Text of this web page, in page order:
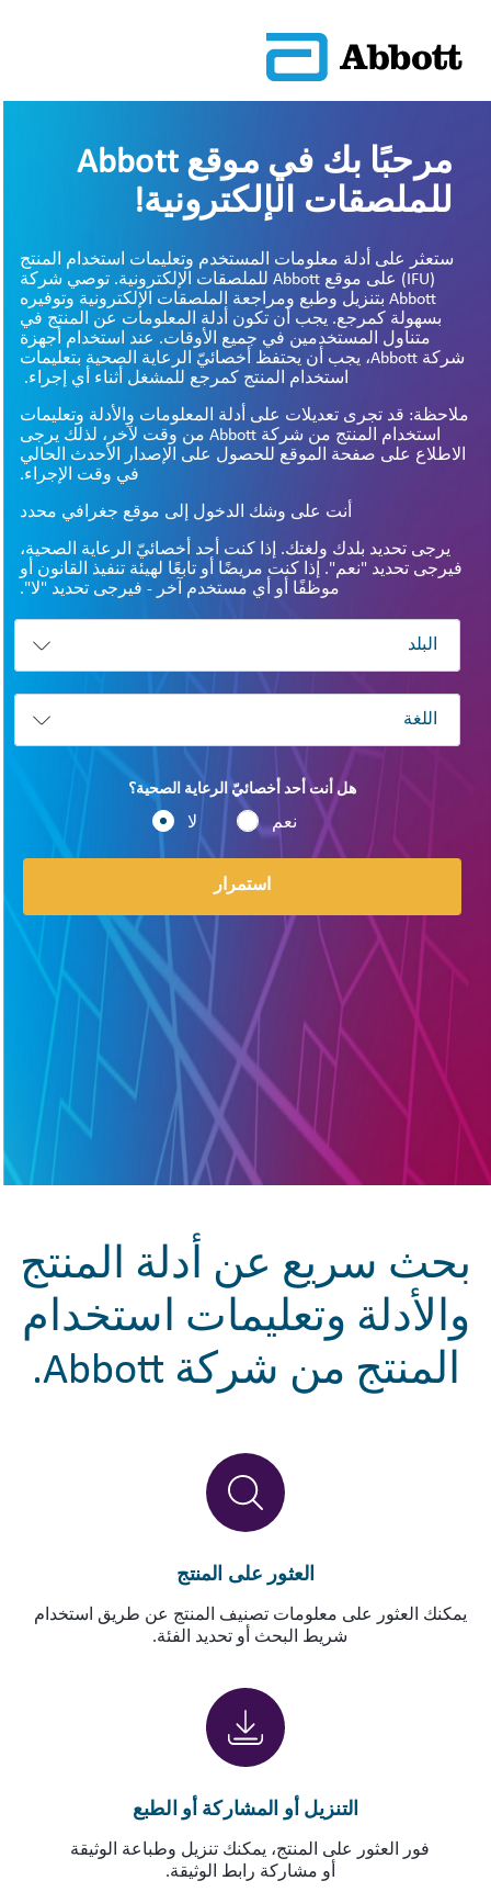
مرحبًا بك في موقع Abbott
للملصقات الإلكترونية!
ستعثر على أدلة معلومات المستخدم وتعليمات استخدام المنتج
(IFU) على موقع Abbott للملصقات الإلكترونية. توصي شركة
Abbott بتنزيل وطبع ومراجعة الملصقات الإلكترونية وتوفيره
بسهولة كمرجع. يجب أن تكون أدلة المعلومات عن المنتج في
متناول المستخدمين في جميع الأوقات. عند استخدام أجهزة
شركة Abbott، يجب أن يحتفظ أخصائيّ الرعاية الصحية بتعليمات
استخدام المنتج كمرجع للمشغل أثناء أي إجراء.
ملاحظة: قد تجرى تعديلات على أدلة المعلومات والأدلة وتعليمات
استخدام المنتج من شركة Abbott من وقت لآخر، لذلك يرجى
الاطلاع على صفحة الموقع للحصول على الإصدار الأحدث الحالي
في وقت الإجراء.
أنت على وشك الدخول إلى موقع جغرافي محدد
يرجى تحديد بلدك ولغتك. إذا كنت أحد أخصائيّ الرعاية الصحية،
فيرجى تحديد "نعم". إذا كنت مريضًا أو تابعًا لهيئة تنفيذ القانون أو
موظفًا أو أي مستخدم آخر - فيرجى تحديد "لا".
هل أنت أحد أخصائيّ الرعاية الصحية؟
نعم لا
استمرار
بحث سريع عن أدلة المنتج
والأدلة وتعليمات استخدام
المنتج من شركة Abbott.
العثور على المنتج
يمكنك العثور على معلومات تصنيف المنتج عن طريق استخدام
شريط البحث أو تحديد الفئة.
التنزيل أو المشاركة أو الطبع
فور العثور على المنتج، يمكنك تنزيل وطباعة الوثيقة
أو مشاركة رابط الوثيقة.